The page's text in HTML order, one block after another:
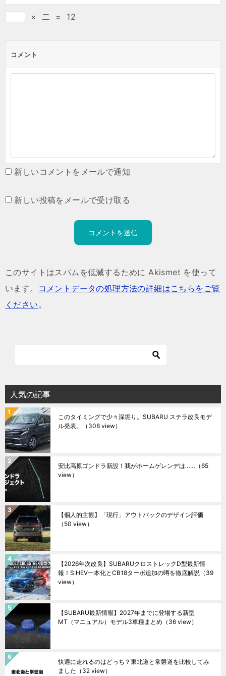
× 二 = 12
コメント
新しいコメントをメールで通知
新しい投稿をメールで受け取る
このサイトはスパムを低減するために Akismet を使って
います。
コメントデータの処理方法の詳細はこちらをご覧
ください。
人気の記事
このタイミングで少々深堀り。SUBARU ステラ改良モデ
ル発表。
（308 view）
安比高原ゴンドラ新設！我がホームゲレンデは…… （65
view）
【個人的主観】「現行」アウトバックのデザイン評価
（50 view）
【2026年次改良】SUBARUクロストレックD型最新情
報！S:HEV一本化とCB18ターボ追加の噂を徹底解説 （39
view）
【SUBARU最新情報】2027年までに登場する新型
MT（マニュアル）モデル3車種まとめ （36 view）
快適に走れるのはどっち？東北道と常磐道を比較してみ
ました （32 view）